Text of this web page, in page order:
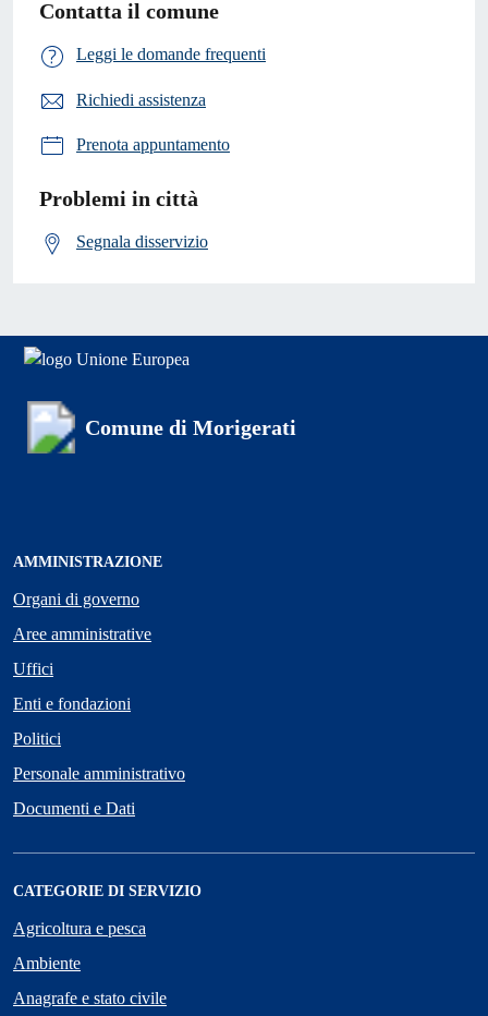
Contatta il comune
Leggi le domande frequenti
Richiedi assistenza
Prenota appuntamento
Problemi in città
Segnala disservizio
Comune di Morigerati
AMMINISTRAZIONE
Organi di governo
Aree amministrative
Uffici
Enti e fondazioni
Politici
Personale amministrativo
Documenti e Dati
CATEGORIE DI SERVIZIO
Agricoltura e pesca
Ambiente
Anagrafe e stato civile